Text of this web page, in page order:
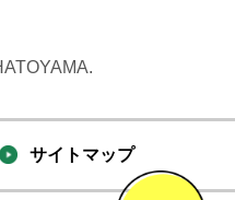
サイトマップ